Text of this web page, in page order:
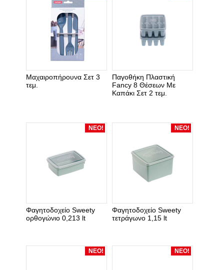
Μαχαιροπήρουνα Σετ 3
τεμ.
Παγοθήκη Πλαστική
Fancy 8 Θέσεων Με
Καπάκι Σετ 2 τεμ.
ΝΕΟ!
Φαγητοδοχείο Sweety
ορθογώνιο 0,213 lt
ΝΕΟ!
Φαγητοδοχείο Sweety
τετράγωνο 1,15 lt
ΝΕΟ! ΝΕΟ!